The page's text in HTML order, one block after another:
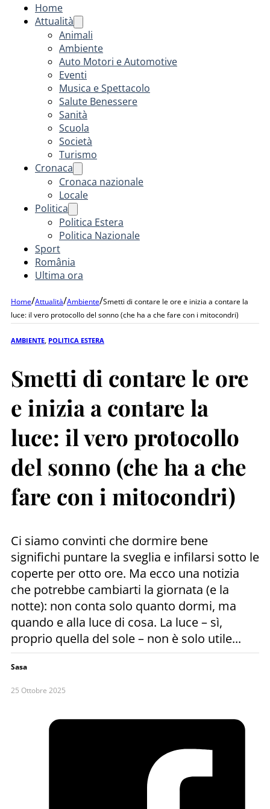
Home
Attualità
Animali
Ambiente
Auto Motori e Automotive
Eventi
Musica e Spettacolo
Salute Benessere
Sanità
Scuola
Società
Turismo
Cronaca
Cronaca nazionale
Locale
Politica
Politica Estera
Politica Nazionale
Sport
România
Ultima ora
Home/Attualità/Ambiente/Smetti di contare le ore e inizia a contare la
luce: il vero protocollo del sonno (che ha a che fare con i mitocondri)
AMBIENTE POLITICA ESTERA
Smetti di contare le ore
e inizia a contare la
luce: il vero protocollo
del sonno (che ha a che
fare con i mitocondri)
Ci siamo convinti che dormire bene
significhi puntare la sveglia e infilarsi sotto le
coperte per otto ore. Ma ecco una notizia
che potrebbe cambiarti la giornata (e la
notte): non conta solo quanto dormi, ma
quando e alla luce di cosa. La luce – sì,
proprio quella del sole – non è solo utile...
Sasa
25 Ottobre 2025